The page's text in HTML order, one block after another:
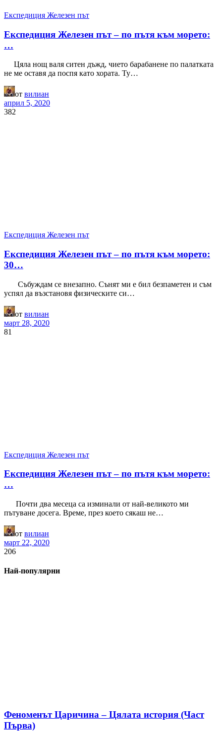
Експедиция Железен път
Експедиция Железен път – по пътя към морето:
…
Цяла нощ валя ситен дъжд, чието барабанене по палатката
не ме оставя да поспя като хората. Ту…
от вилиан
април 5, 2020
382
Експедиция Железен път
Експедиция Железен път – по пътя към морето:
30…
Събуждам се внезапно. Сънят ми е бил безпаметен и съм
успял да възстановя физическите си…
от вилиан
март 28, 2020
81
Експедиция Железен път
Експедиция Железен път – по пътя към морето:
…
Почти два месеца са изминали от най-великото ми
пътуване досега. Време, през което сякаш не…
от вилиан
март 22, 2020
206
Най-популярни
Феноменът Царичина – Цялата история (Част
Първа)